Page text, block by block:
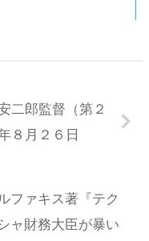
二郎監督（第２
８月２６日
ファキス著『テク
ャ財務大臣が暴い